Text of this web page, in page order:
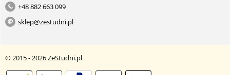
+48 882 663 099
sklep@zestudni.pl
© 2015 - 2026 ZeStudni.pl